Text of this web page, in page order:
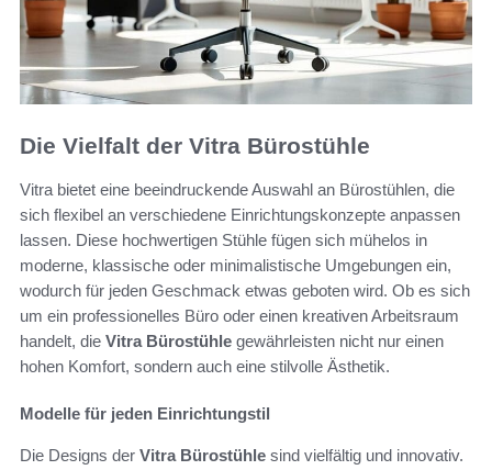
Die Vielfalt der Vitra Bürostühle
Vitra bietet eine beeindruckende Auswahl an Bürostühlen, die
sich flexibel an verschiedene Einrichtungskonzepte anpassen
lassen. Diese hochwertigen Stühle fügen sich mühelos in
moderne, klassische oder minimalistische Umgebungen ein,
wodurch für jeden Geschmack etwas geboten wird. Ob es sich
um ein professionelles Büro oder einen kreativen Arbeitsraum
handelt, die Vitra Bürostühle gewährleisten nicht nur einen
hohen Komfort, sondern auch eine stilvolle Ästhetik.
Modelle für jeden Einrichtungstil
Die Designs der Vitra Bürostühle sind vielfältig und innovativ.